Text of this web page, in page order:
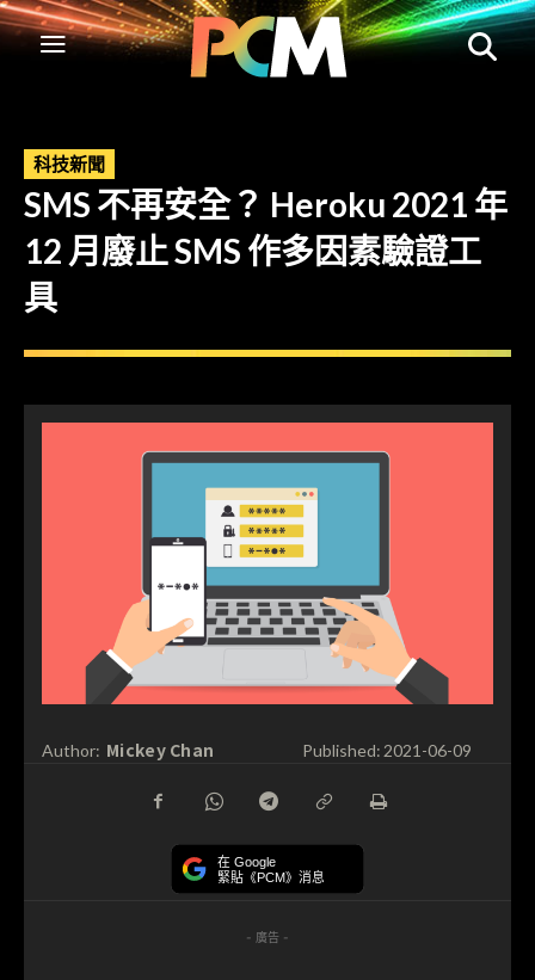
科技新聞
SMS 不再安全？ Heroku 2021 年
12 月廢止 SMS 作多因素驗證工
具
Author: Mickey Chan Published:2021-06-09
在 Google
緊貼《PCM》消息
- 廣告 -